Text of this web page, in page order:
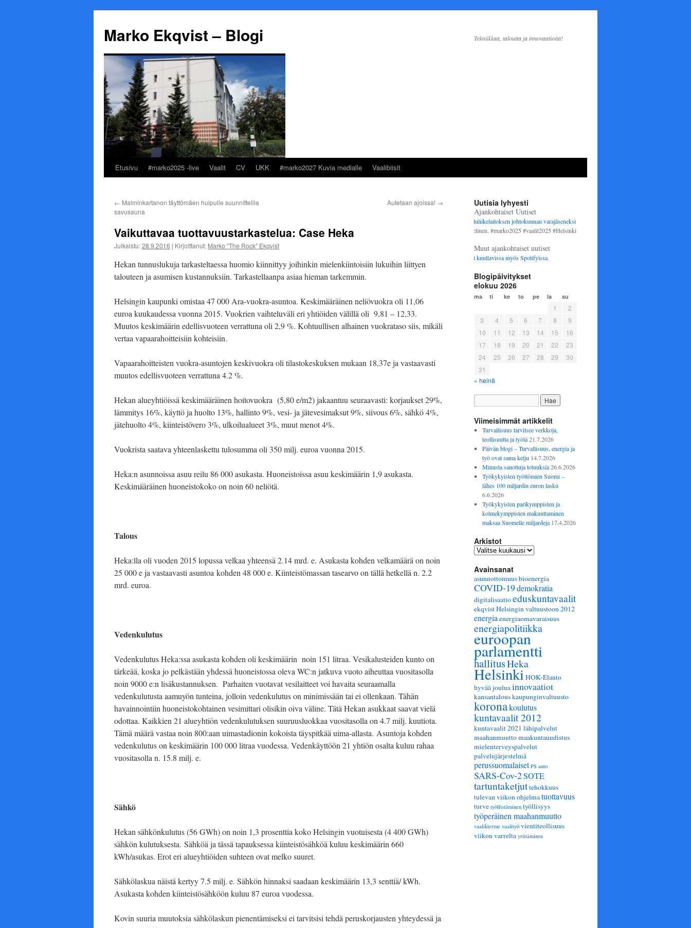
Marko Ekqvist – Blogi Tekniikkaa, taloutta ja innovaatioita!
Siirry
Etusivu #marko2025 -live Vaalit CV UKK #marko2027 Kuvia medialle Vaalibiisit
← Malminkartanon täyttömäen huipulle suunnitteilla
savusauna
Autetaan ajoissa! →
Vaikuttavaa tuottavuustarkastelua: Case Heka
Julkaistu:28.9.2016 | Kirjoittanut: Marko "The Rock" Ekqvist
Hekan tunnuslukuja tarkasteltaessa huomio kiinnittyy joihinkin mielenkiintoisiin lukuihin liittyen
talouteen ja asumisen kustannuksiin. Tarkastellaanpa asiaa hieman tarkemmin.
Helsingin kaupunki omistaa 47 000 Ara-vuokra-asuntoa. Keskimääräinen neliövuokra oli 11,06
euroa kuukaudessa vuonna 2015. Vuokrien vaihteluväli eri yhtiöiden välillä oli 9,81 – 12,33.
Muutos keskimäärin edellisvuoteen verrattuna oli 2,9 %. Kohtuullisen alhainen vuokrataso siis, mikäli
vertaa vapaarahoitteisiin kohteisiin.
Vapaarahoitteisten vuokra-asuntojen keskivuokra oli tilastokeskuksen mukaan 18,37e ja vastaavasti
muutos edellisvuoteen verrattuna 4.2 %.
Hekan alueyhtiöissä keskimääräinen hoitovuokra (5,80 e/m2) jakaantuu seuraavasti: korjaukset 29%,
lämmitys 16%, käyttö ja huolto 13%, hallinto 9%, vesi- ja jätevesimaksut 9%, siivous 6%, sähkö 4%,
jätehuolto 4%, kiinteistövero 3%, ulkoilualueet 3%, muut menot 4%.
Vuokrista saatava yhteenlaskettu tulosumma oli 350 milj. euroa vuonna 2015.
Heka:n asunnoissa asuu reilu 86 000 asukasta. Huoneistoissa asuu keskimäärin 1,9 asukasta.
Keskimääräinen huoneistokoko on noin 60 neliötä.
Talous
Heka:lla oli vuoden 2015 lopussa velkaa yhteensä 2.14 mrd. e. Asukasta kohden velkamäärä on noin
25 000 e ja vastaavasti asuntoa kohden 48 000 e. Kiinteistömassan tasearvo on tällä hetkellä n. 2.2
mrd. euroa.
Vedenkulutus
Vedenkulutus Heka:ssa asukasta kohden oli keskimäärin noin 151 litraa. Vesikalusteiden kunto on
tärkeää, koska jo pelkästään yhdessä huoneistossa oleva WC:n jatkuva vuoto aiheuttaa vuositasolla
noin 9000 e:n lisäkustannuksen. Parhaiten vuotavat vesilaitteet voi havaita seuraamalla
vedenkulutusta aamuyön tunteina, jolloin vedenkulutus on minimissään tai ei ollenkaan. Tähän
havainnointiin huoneistokohtainen vesimittari olisikin oiva väline. Tätä Hekan asukkaat saavat vielä
odottaa. Kaikkien 21 alueyhtiön vedenkulutuksen suuruusluokkaa vuositasolla on 4.7 milj. kuutiota.
Tämä määrä vastaa noin 800:aan uimastadionin kokoista täyspitkää uima-allasta. Asuntoja kohden
vedenkulutus on keskimäärin 100 000 litraa vuodessa. Vedenkäyttöön 21 yhtiön osalta kuluu rahaa
vuositasolla n. 15.8 milj. e.
Sähkö
Hekan sähkönkulutus (56 GWh) on noin 1,3 prosenttia koko Helsingin vuotuisesta (4 400 GWh)
sähkön kulutuksesta. Sähköä ja tässä tapauksessa kiinteistösähköä kuluu keskimäärin 660
kWh/asukas. Erot eri alueyhtiöiden suhteen ovat melko suuret.
Sähkölaskua näistä kertyy 7.5 milj. e. Sähkön hinnaksi saadaan keskimäärin 13,3 senttiä/ kWh.
Asukasta kohden kiinteistösähköön kuluu 87 euroa vuodessa.
Kovin suuria muutoksia sähkölaskun pienentämiseksi ei tarvitsisi tehdä peruskorjausten yhteydessä ja
Uutisia lyhyesti
Ajankohtaiset Uutiset
Työllisyyspalveluliikelaitoksen johtokunnan varajäseneksi1.6.2025 alkaen. Varsinaisena
jäsenenenämme toimii Heli Eskelinen. #marko2025 #vaalit2025 #Helsinki #perussuomalaiset
Muut ajankohtaiset uutiset
Marko Ekqvist – Talk Show nyt kuultavissa myösSpotifyissa.
Blogipäivitykset
elokuu 2026
ma ti ke to pe la su
1
2
3
4 5 6 7 8
9
10
11 12 13 14 15
16
17
18 19 20 21 22
23
24
25 26 27 28 29
30
31
« heinä
Viimeisimmät artikkelit
Turvallisuus tarvitsee verkkoja,
teollisuutta ja työtä 21.7.2026
Päivän blogi – Turvallisuus, energia ja
työ ovat sama ketju 14.7.2026
Minusta sanottuja totuuksia 26.6.2026
Työkykyisten työttömien Suomi –
lähes 100 miljardin euron lasku
6.6.2026
Työkykyisten parikymppisten ja
kolmekymppisten makuuttaminen
maksaa Suomelle miljardeja 17.4.2026
Arkistot
Arkistot
Avainsanat
asunnottomuusbioenergia
COVID-19demokratia
digitalisaatioeduskuntavaalit
ekqvist Helsingin valtuustoon 2012
energia energiaomavaraisuus
energiapolitiikka
euroopan
parlamentti
hallitusHeka
HelsinkiHOK-Elanto
hyvää jouluainnovaatiot
kansantalouskaupunginvaltuusto
koronakoulutus
kuntavaalit 2012
kuntavaalit 2021 lähipalvelut
maahanmuuttomaakuntauudistus
mielenterveyspalvelut
palvelujärjestelmä
perussuomalaiset PS auto
SARS-Cov-2SOTE
tartuntaketjuttehokkuus
tulevan viikon ohjelmatuottavuus
turve työllistäminen työllisyys
työperäinen maahanmuutto
vaalikiertue vaalityö vientiteollisuus
viikon varrelta yrittäminen